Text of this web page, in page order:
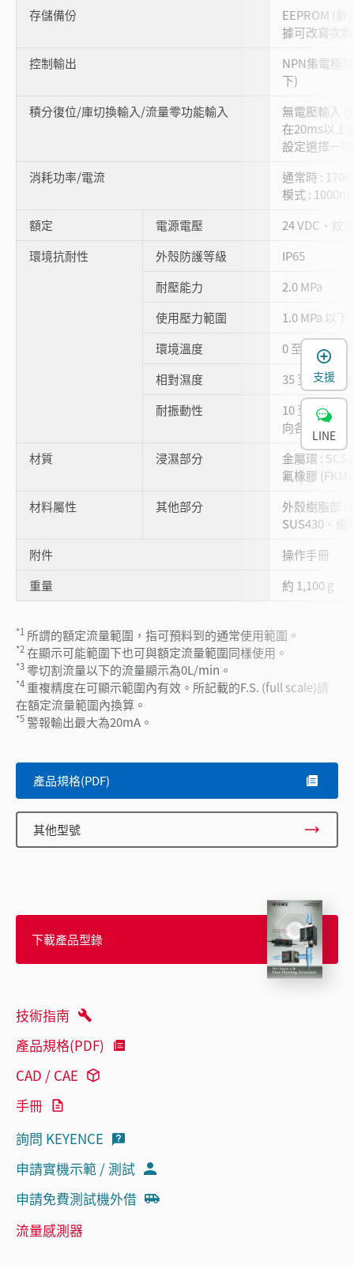
存儲備份
EEPROM (
據可改寫次
控制輸出
NPN集電極
下)
積分復位/庫切換輸入/流量零功能輸入
無電壓輸入 (
在20ms以上
設定選擇一項
消耗功率/電流
通常時 :
模式 :
額定
電源電壓
24 VDC、紋
環境抗耐性
外殼防護等級
IP65
耐壓能力
2.0 MPa
使用壓力範圍
1.0 MPa 以下
環境溫度
0 至 +50 °C (
相對濕度
35 至 85 %
耐振動性
10 至 55 Hz
向各 2 小時
材質
浸濕部分
金屬環 :
氟橡膠 (FKM)
材料屬性
其他部分
外殼樹脂部 :
SUS430、纜
附件
操作手冊
重量
約 1,100 g
*1 所謂的額定流量範圍，指可預料到的通常使用範圍。
*2在顯示可能範圍下也可與額定流量範圍同樣使用。
*3 零切割流量以下的流量顯示為0L/min。
*4 重複精度在可顯示範圍內有效。所記載的F.S. (full scale)請
在額定流量範圍內換算。
*5警報輸出最大為20mA。
產品規格(PDF)
其他型號
下載產品型錄
技術指南
產品規格(PDF)
CAD / CAE
手冊
詢問 KEYENCE
申請實機示範 / 測試
申請免費測試機外借
流量感測器
支援
LINE